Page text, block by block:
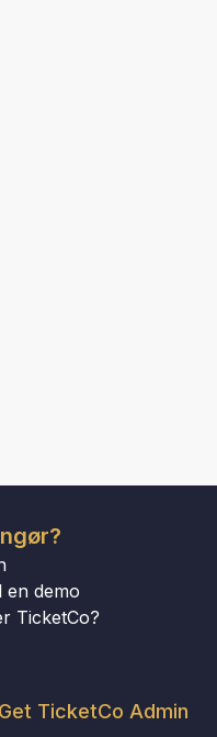
en demo
TicketCo?
Get TicketCo Admin